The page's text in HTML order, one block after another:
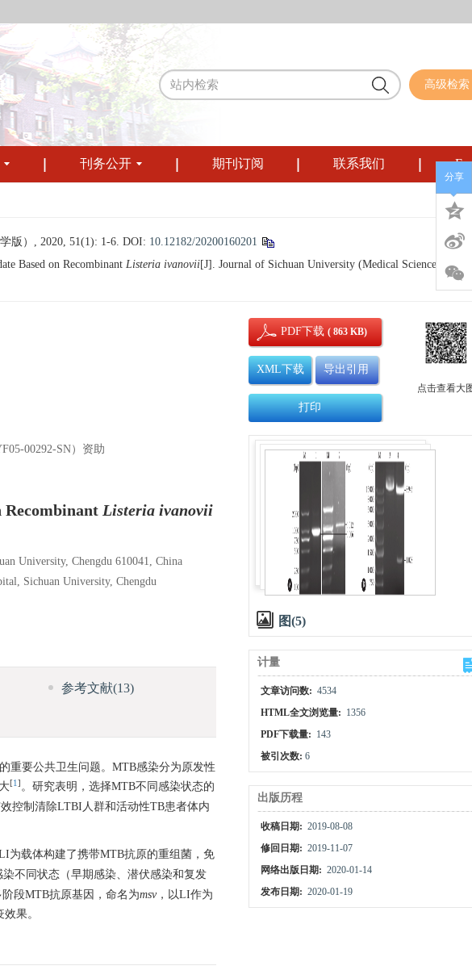
高级检索
刊务公开 期刊订阅 联系我们
版）, 2020, 51(1): 1-6. DOI: 10.12182/20200160201
Based on Recombinant Listeria ivanovii[J]. Journal of Sichuan University (Medical Sciences),
00292-SN）资助
Recombinant Listeria ivanovii
University, Chengdu 610041, China
Sichuan University, Chengdu
参考文献(13)
重要公共卫生问题。MTB感染分为原发性
[1] 。研究表明，选择MTB不同感染状态的
控制清除LTBI人群和活动性TB患者体内
为载体构建了携带MTB抗原的重组菌，免
不同状态（早期感染、潜伏感染和复发
段MTB抗原基因，命名为msv，以LI作为
果。
PDF下载( 863 KB)
XML下载 导出引用
打印
点击查看大
图(5)
计量
文章访问数: 4534
HTML全文浏览量: 1356
PDF下载量: 143
被引次数:6
出版历程
收稿日期: 2019-08-08
修回日期: 2019-11-07
网络出版日期: 2020-01-14
发布日期: 2020-01-19
分享